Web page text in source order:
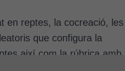
en reptes, la cocreació, les
que configura la
així com la rúbrica amb